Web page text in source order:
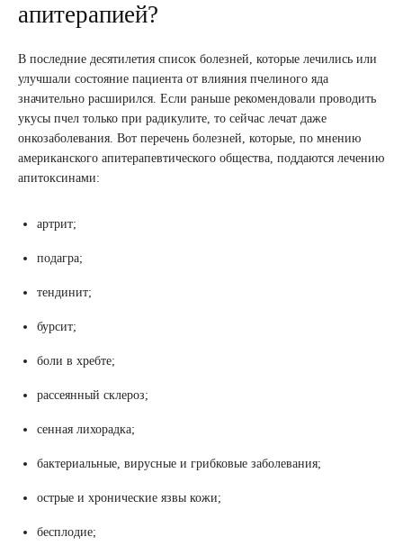
апитерапией?
В последние десятилетия список болезней, которые лечились или
улучшали состояние пациента от влияния пчелиного яда
значительно расширился. Если раньше рекомендовали проводить
укусы пчел только при радикулите, то сейчас лечат даже
онкозаболевания. Вот перечень болезней, которые, по мнению
американского апитерапевтического общества, поддаются лечению
апитоксинами:
артрит;
подагра;
тендинит;
бурсит;
боли в хребте;
рассеянный склероз;
сенная лихорадка;
бактериальные, вирусные и грибковые заболевания;
острые и хронические язвы кожи;
бесплодие;